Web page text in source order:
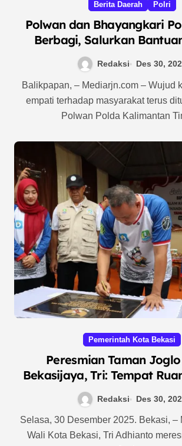
Berita Daerah Polri
Polwan dan Bhayangkari
Berbagi, Salurkan
Warga Kelurahan
Redaksi Des 30,
Balikpapan, – Mediarjn.com – Wujud kepedulian dan
empati terhadap masyarakat terus
Polwan Polda Kalimantan
Pemerintah Kota Bekasi
Peresmian Taman Joglo
Bekasijaya, Tri: Tempat
Sarana Berkumpul,
dan Olahraga.
Redaksi Des 30,
Selasa, 30 Desember 2025. Bekasi, – Mediarjn.com –
Wali Kota Bekasi, Tri Adhianto